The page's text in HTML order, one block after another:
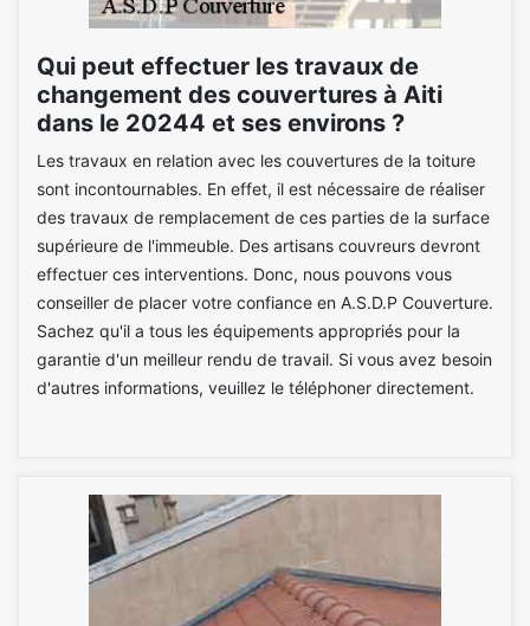
Qui peut effectuer les travaux de
changement des couvertures à Aiti
dans le 20244 et ses environs ?
Les travaux en relation avec les couvertures de la toiture
sont incontournables. En effet, il est nécessaire de réaliser
des travaux de remplacement de ces parties de la surface
supérieure de l'immeuble. Des artisans couvreurs devront
effectuer ces interventions. Donc, nous pouvons vous
conseiller de placer votre confiance en A.S.D.P Couverture.
Sachez qu'il a tous les équipements appropriés pour la
garantie d'un meilleur rendu de travail. Si vous avez besoin
d'autres informations, veuillez le téléphoner directement.